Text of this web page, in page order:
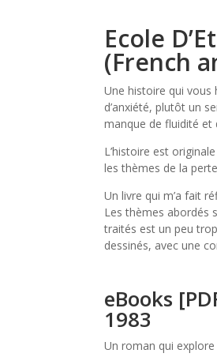
Ecole
(French
Une histoire qui vous
d’anxiété, plutôt un
manque de fluidité et
L’histoire est
les thèmes de la
Un livre qui m’a fait
Les thèmes abordés
traités est un peu
dessinés, avec une
eBooks
1983
Un roman qui